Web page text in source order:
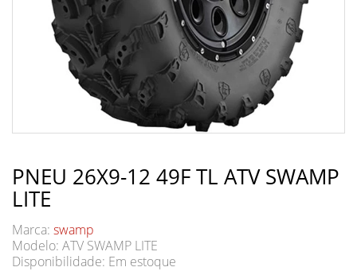
PNEU 26X9-12 49F TL ATV SWAMP
LITE
Marca: swamp
Modelo: ATV SWAMP LITE
Disponibilidade: Em estoque